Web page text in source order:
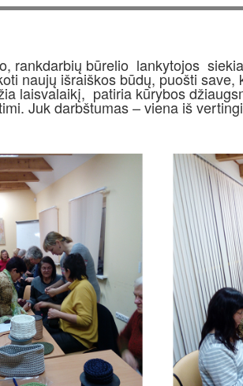
rankdarbių būrelio lankytojos
naujų išraiškos būdų, puošti save,
laisvalaikį, patiria kūrybos
Juk darbštumas – viena iš